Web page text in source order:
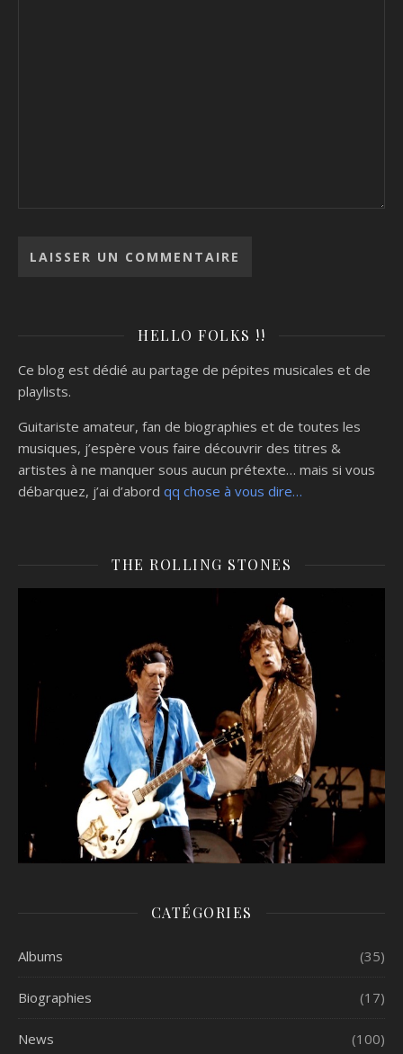
HELLO FOLKS !!
Ce blog est dédié au partage de pépites musicales et de
playlists.
Guitariste amateur, fan de biographies et de toutes les
musiques, j’espère vous faire découvrir des titres &
artistes à ne manquer sous aucun prétexte… mais si vous
débarquez, j’ai d’abord qq chose à vous dire…
THE ROLLING STONES
CATÉGORIES
Albums (35)
Biographies (17)
News (100)